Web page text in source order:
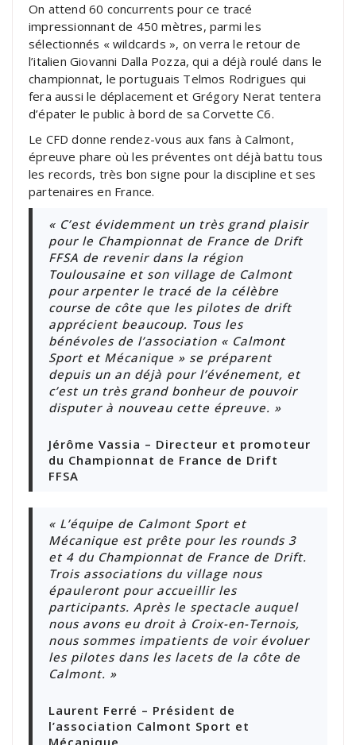
On attend 60 concurrents pour ce tracé
impressionnant de 450 mètres, parmi les
sélectionnés « wildcards », on verra le retour de
l’italien Giovanni Dalla Pozza, qui a déjà roulé dans le
championnat, le portuguais Telmos Rodrigues qui
fera aussi le déplacement et Grégory Nerat tentera
d’épater le public à bord de sa Corvette C6.
Le CFD donne rendez-vous aux fans à Calmont,
épreuve phare où les préventes ont déjà battu tous
les records, très bon signe pour la discipline et ses
partenaires en France.
« C’est évidemment un très grand plaisir
pour le Championnat de France de Drift
FFSA de revenir dans la région
Toulousaine et son village de Calmont
pour arpenter le tracé de la célèbre
course de côte que les pilotes de drift
apprécient beaucoup. Tous les
bénévoles de l’association « Calmont
Sport et Mécanique » se préparent
depuis un an déjà pour l’événement, et
c’est un très grand bonheur de pouvoir
disputer à nouveau cette épreuve. »
Jérôme Vassia – Directeur et promoteur
du Championnat de France de Drift
FFSA
« L’équipe de Calmont Sport et
Mécanique est prête pour les rounds 3
et 4 du Championnat de France de Drift.
Trois associations du village nous
épauleront pour accueillir les
participants. Après le spectacle auquel
nous avons eu droit à Croix-en-Ternois,
nous sommes impatients de voir évoluer
les pilotes dans les lacets de la côte de
Calmont. »
Laurent Ferré – Président de
l’association Calmont Sport et